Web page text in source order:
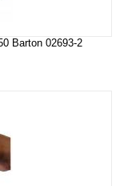
Barton 02693-2